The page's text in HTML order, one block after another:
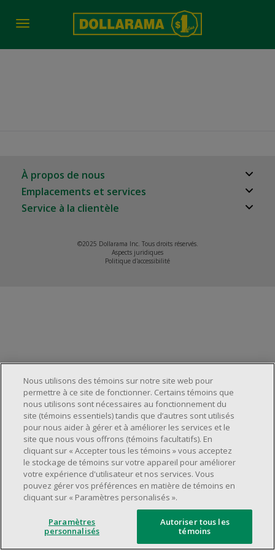
Toggle
À propos de nous
À propos
Emplacements et services
Localisateur de magasins
Partenaires immobiliers
Service à la clientèle
©2025 Dollarama Inc. Tous droits réservés.
Aspects juridiques
Politique d'accessibilité
Nous utilisons des témoins sur notre site web pour
permettre à ce site de fonctionner. Certains témoins que
nous utilisons sont nécessaires au fonctionnement du
site (témoins essentiels) tandis que d’autres sont utilisés
pour nous aider à gérer et à améliorer les services et le
site que nous vous offrons (témoins facultatifs). En
cliquant sur « Accepter tous les témoins » vous acceptez
le stockage de témoins sur votre appareil pour améliorer
votre expérience d'utilisateur et nos services. Vous
pouvez gérer vos préférences en matière de témoins en
cliquant sur « Paramètres personalisés ».
Paramètres
personnalisés
Autoriser tous les
témoins